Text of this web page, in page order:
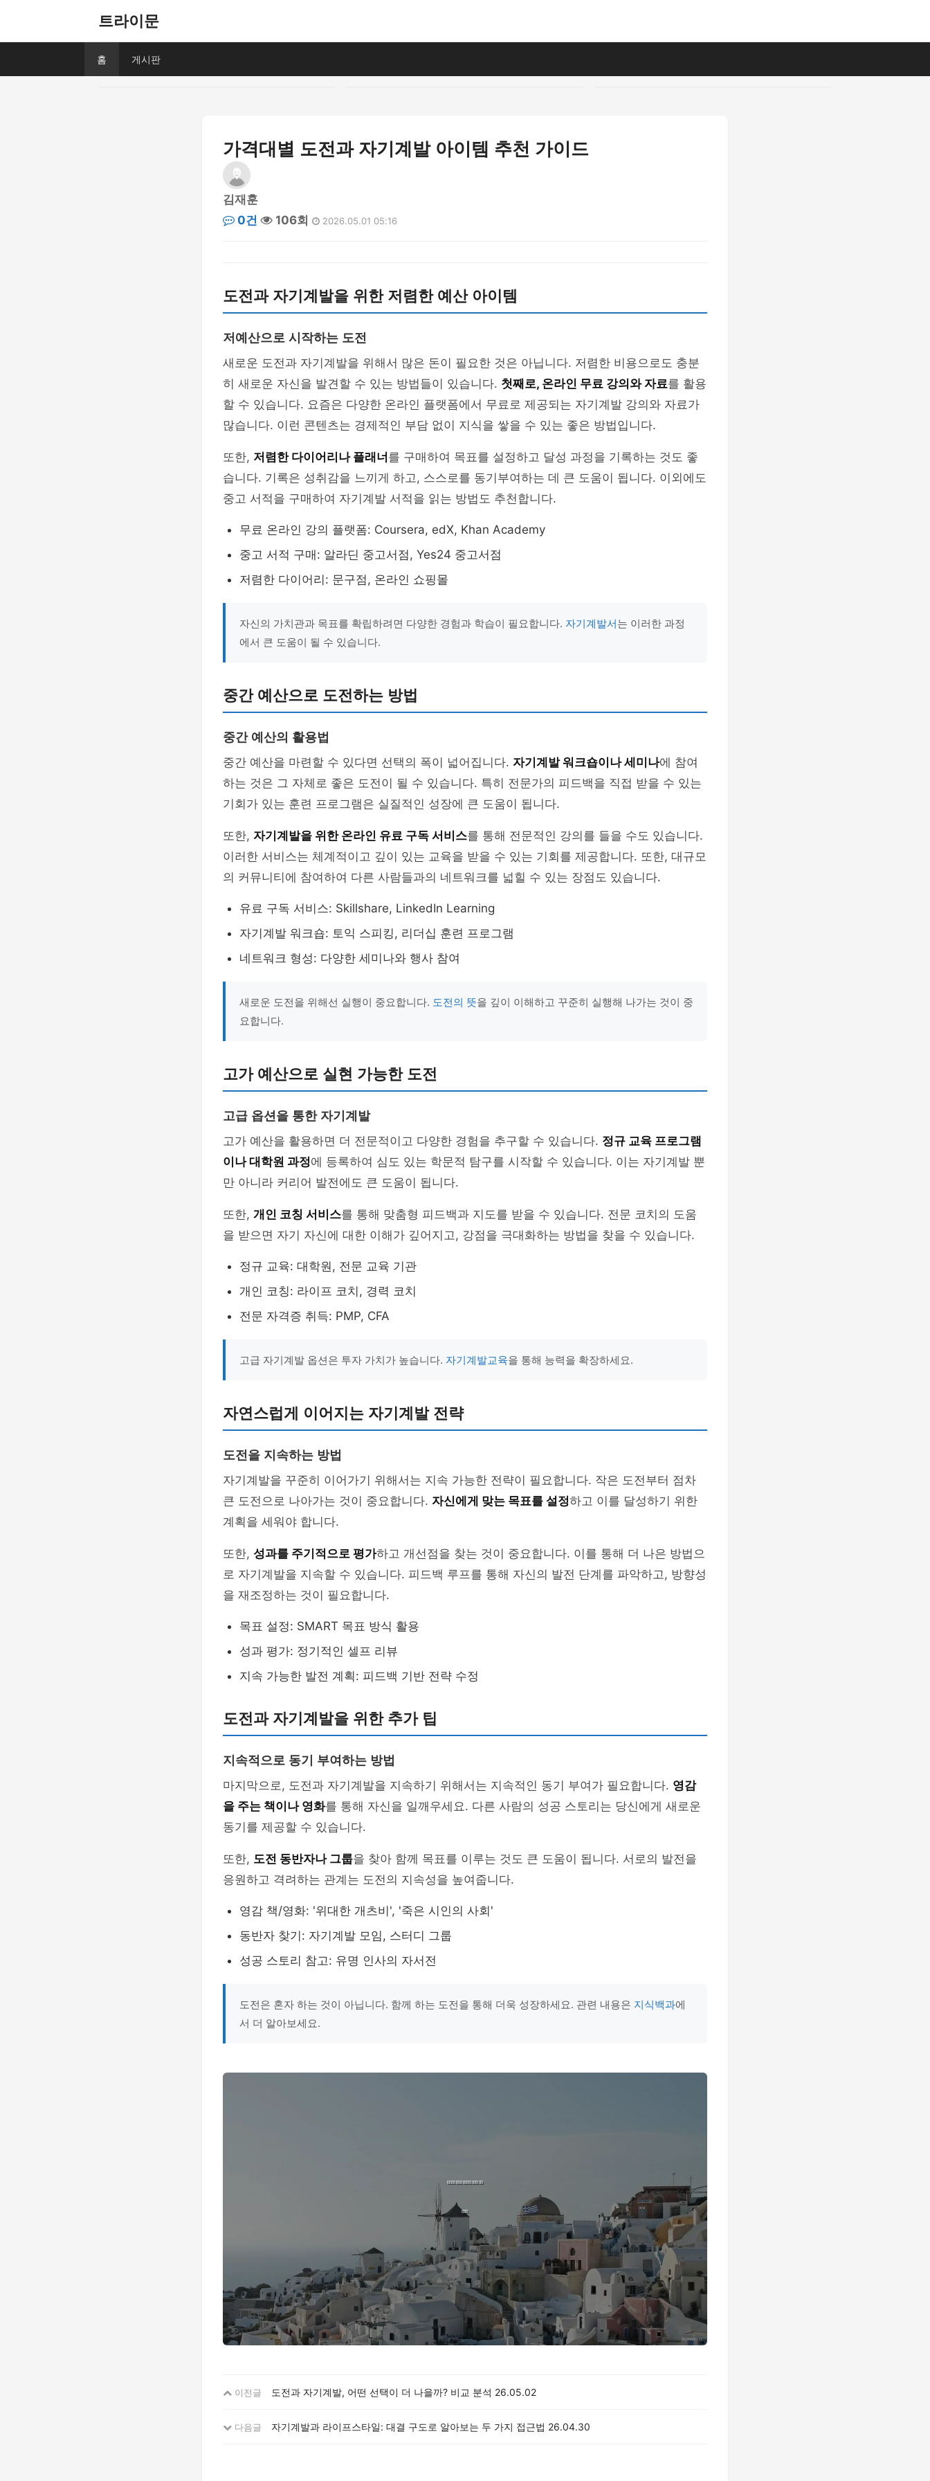
트라이문
홈 게시판
가격대별 도전과 자기계발 아이템 추천 가이드
김재훈
0건
106회 2026.05.01 05:16
도전과 자기계발을 위한 저렴한 예산 아이템
저예산으로 시작하는 도전
새로운 도전과 자기계발을 위해서 많은 돈이 필요한 것은 아닙니다. 저렴한 비용으로도 충분
히 새로운 자신을 발견할 수 있는 방법들이 있습니다. 첫째로, 온라인 무료 강의와 자료를 활용
할 수 있습니다. 요즘은 다양한 온라인 플랫폼에서 무료로 제공되는 자기계발 강의와 자료가
많습니다. 이런 콘텐츠는 경제적인 부담 없이 지식을 쌓을 수 있는 좋은 방법입니다.
또한, 저렴한 다이어리나 플래너 를 구매하여 목표를 설정하고 달성 과정을 기록하는 것도 좋
습니다. 기록은 성취감을 느끼게 하고, 스스로를 동기부여하는 데 큰 도움이 됩니다. 이외에도
중고 서적을 구매하여 자기계발 서적을 읽는 방법도 추천합니다.
무료 온라인 강의 플랫폼: Coursera, edX, Khan Academy
중고 서적 구매: 알라딘 중고서점, Yes24 중고서점
저렴한 다이어리: 문구점, 온라인 쇼핑몰
자신의 가치관과 목표를 확립하려면 다양한 경험과 학습이 필요합니다. 자기계발서는 이러한 과정
에서 큰 도움이 될 수 있습니다.
중간 예산으로 도전하는 방법
중간 예산의 활용법
중간 예산을 마련할 수 있다면 선택의 폭이 넓어집니다. 자기계발 워크숍이나 세미나에 참여
하는 것은 그 자체로 좋은 도전이 될 수 있습니다. 특히 전문가의 피드백을 직접 받을 수 있는
기회가 있는 훈련 프로그램은 실질적인 성장에 큰 도움이 됩니다.
또한, 자기계발을 위한 온라인 유료 구독 서비스를 통해 전문적인 강의를 들을 수도 있습니다.
이러한 서비스는 체계적이고 깊이 있는 교육을 받을 수 있는 기회를 제공합니다. 또한, 대규모
의 커뮤니티에 참여하여 다른 사람들과의 네트워크를 넓힐 수 있는 장점도 있습니다.
유료 구독 서비스: Skillshare, LinkedIn Learning
자기계발 워크숍: 토익 스피킹, 리더십 훈련 프로그램
네트워크 형성: 다양한 세미나와 행사 참여
새로운 도전을 위해선 실행이 중요합니다. 도전의 뜻을 깊이 이해하고 꾸준히 실행해 나가는 것이 중
요합니다.
고가 예산으로 실현 가능한 도전
고급 옵션을 통한 자기계발
고가 예산을 활용하면 더 전문적이고 다양한 경험을 추구할 수 있습니다. 정규 교육 프로그램
이나 대학원 과정에 등록하여 심도 있는 학문적 탐구를 시작할 수 있습니다. 이는 자기계발 뿐
만 아니라 커리어 발전에도 큰 도움이 됩니다.
또한, 개인 코칭 서비스를 통해 맞춤형 피드백과 지도를 받을 수 있습니다. 전문 코치의 도움
을 받으면 자기 자신에 대한 이해가 깊어지고, 강점을 극대화하는 방법을 찾을 수 있습니다.
정규 교육: 대학원, 전문 교육 기관
개인 코칭: 라이프 코치, 경력 코치
전문 자격증 취득: PMP, CFA
고급 자기계발 옵션은 투자 가치가 높습니다. 자기계발교육을 통해 능력을 확장하세요.
자연스럽게 이어지는 자기계발 전략
도전을 지속하는 방법
자기계발을 꾸준히 이어가기 위해서는 지속 가능한 전략이 필요합니다. 작은 도전부터 점차
큰 도전으로 나아가는 것이 중요합니다. 자신에게 맞는 목표를 설정하고 이를 달성하기 위한
계획을 세워야 합니다.
또한, 성과를 주기적으로 평가하고 개선점을 찾는 것이 중요합니다. 이를 통해 더 나은 방법으
로 자기계발을 지속할 수 있습니다. 피드백 루프를 통해 자신의 발전 단계를 파악하고, 방향성
을 재조정하는 것이 필요합니다.
목표 설정: SMART 목표 방식 활용
성과 평가: 정기적인 셀프 리뷰
지속 가능한 발전 계획: 피드백 기반 전략 수정
도전과 자기계발을 위한 추가 팁
지속적으로 동기 부여하는 방법
마지막으로, 도전과 자기계발을 지속하기 위해서는 지속적인 동기 부여가 필요합니다. 영감
을 주는 책이나 영화를 통해 자신을 일깨우세요. 다른 사람의 성공 스토리는 당신에게 새로운
동기를 제공할 수 있습니다.
또한, 도전 동반자나 그룹을 찾아 함께 목표를 이루는 것도 큰 도움이 됩니다. 서로의 발전을
응원하고 격려하는 관계는 도전의 지속성을 높여줍니다.
영감 책/영화: '위대한 개츠비', '죽은 시인의 사회'
동반자 찾기: 자기계발 모임, 스터디 그룹
성공 스토리 참고: 유명 인사의 자서전
도전은 혼자 하는 것이 아닙니다. 함께 하는 도전을 통해 더욱 성장하세요. 관련 내용은 지식백과에
서 더 알아보세요.
이전글 도전과 자기계발, 어떤 선택이 더 나을까? 비교 분석 26.05.02
다음글 자기계발과 라이프스타일: 대결 구도로 알아보는 두 가지 접근법 26.04.30